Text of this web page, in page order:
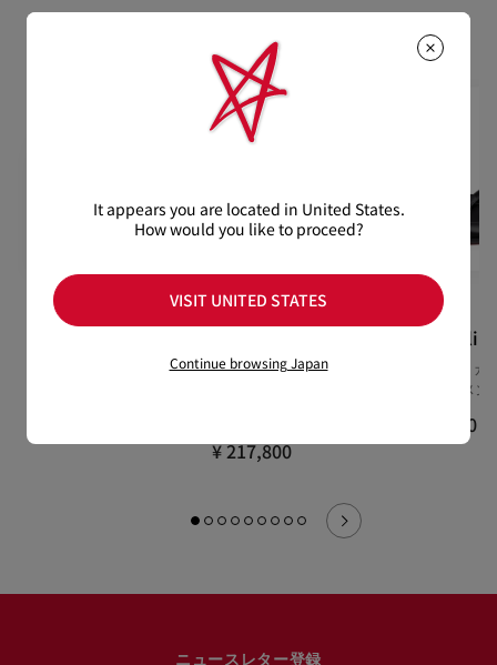
【お届けについて】
通常1-2営業日以内にヤマト運輸にて発送いたします。
在庫のお取り寄せが必要な商品は、1週間程でのお届けとなりま
※なお、一部の地域や天候不良、決済確認等により発送が遅延す
る場合がございます。ご了承ください。
のいただいた場合、かつ未使用の場合に限り返品交換を受け付
けております。返品送料は無料です。
詳しい返品・交換に関する情報は下記よりご確認くださいま
おすすめの製品
ポーチ - カーフレザー - ブラ
Night Strass
¥ 217,800
ローファー - カ
ブラック - メン
¥ 199,100
ニュースレター登録
It appears you are located in United States.
How would you like to proceed?
VISIT UNITED STATES
Continue browsing Japan